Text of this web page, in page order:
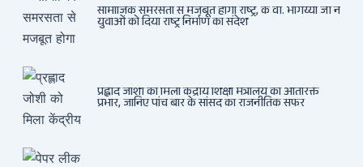
सामाजिक समरसता से मजबूत होगा राष्ट्र, के वी. भागैय्या जी ने
युवाओं को दिया राष्ट्र निर्माण का संदेश
प्रह्लाद जोशी को मिला केंद्रीय शिक्षा मंत्रालय का अतिरिक्त
प्रभार, जानिए पांच बार के सांसद का राजनीतिक सफर